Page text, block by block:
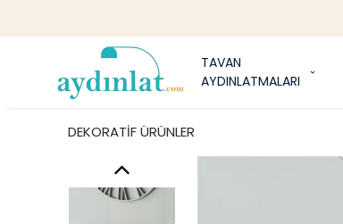
TAVAN
AYDINLATMALARI
DEKORATİF ÜRÜNLER